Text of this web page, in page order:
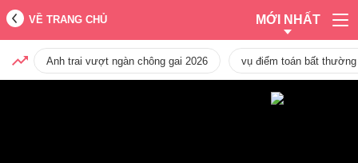
VỀ TRANG CHỦ MỚI NHẤT
Anh trai vượt ngàn chông gai 2026 vụ điểm toán bất